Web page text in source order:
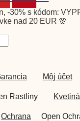
-30% s kódom:
nad 20 EUR 🌸
Môj účet
Rastliny
Ochrana Open